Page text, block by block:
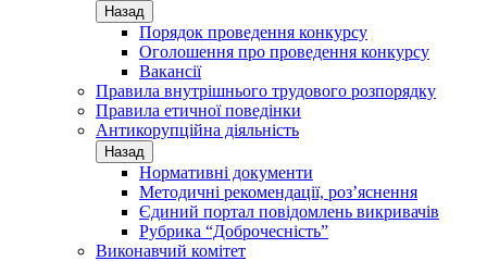
Назад
Порядок проведення конкурсу
Оголошення про проведення конкурсу
Вакансії
Правила внутрішнього трудового розпорядку
Правила етичної поведінки
Антикорупційна діяльність
Назад
Нормативні документи
Методичні рекомендації, роз’яснення
Єдиний портал повідомлень викривачів
Рубрика “Доброчесність”
Виконавчий комітет